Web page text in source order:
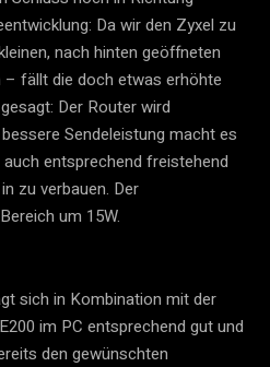
Da wir den Zyxel zu
nach hinten geöffneten
– fällt die doch etwas erhöhte
Der Router wird
Sendeleistung macht es
entsprechend freistehend
zu verbauen. Der
um 15W.
sich in Kombination mit der
im PC entsprechend gut und
den gewünschten